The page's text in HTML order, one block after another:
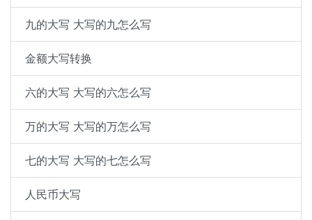
九的大写 大写的九怎么写
金额大写转换
六的大写 大写的六怎么写
万的大写 大写的万怎么写
七的大写 大写的七怎么写
人民币大写